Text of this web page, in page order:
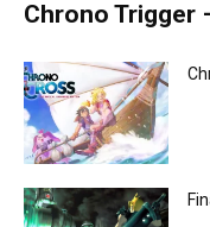
Chrono Trigger